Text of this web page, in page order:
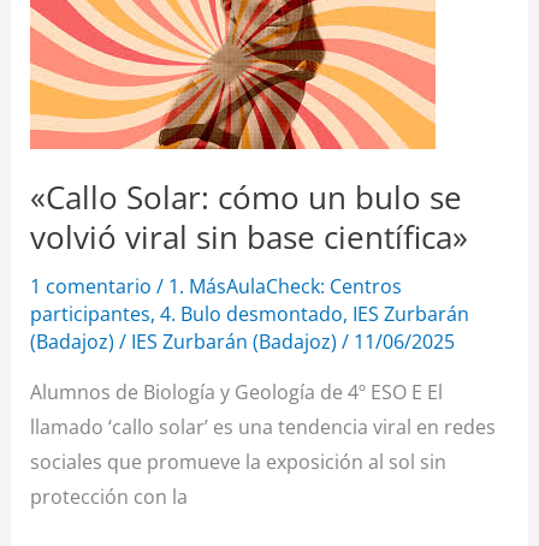
«Callo Solar: cómo un bulo se
volvió viral sin base científica»
1 comentario / 1. MásAulaCheck: Centros
participantes, 4. Bulo desmontado, IES Zurbarán
(Badajoz) / IES Zurbarán (Badajoz) / 11/06/2025
Alumnos de Biología y Geología de 4º ESO E El
llamado ‘callo solar’ es una tendencia viral en redes
sociales que promueve la exposición al sol sin
protección con la
Solar:
cómo
un
bulo
volvió
viral
base
científica»